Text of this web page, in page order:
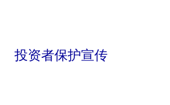
投资者保护宣传